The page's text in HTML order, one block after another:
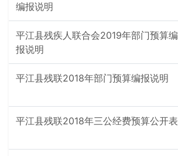
编报说明
平江县残疾人联合会2019年部门预算编
报说明
平江县残联2018年部门预算编报说明
平江县残联2018年三公经费预算公开表